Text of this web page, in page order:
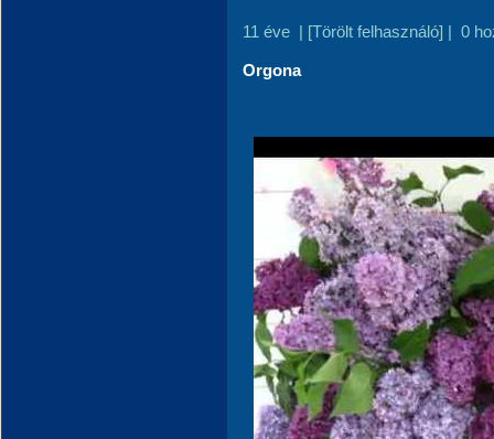
11 éve | [Törölt felhasználó] | 0
Orgona